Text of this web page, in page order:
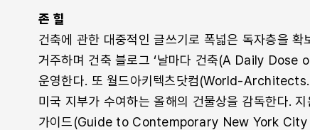
존 힐
건축에 관한 대중적인 글쓰기로 폭넓은 독자층을 확
거주하며 건축 블로그 ‘날마다 건축(A Daily
운영한다. 또 월드아키텍츠닷컴(World-
미국 지부가 수여하는 올해의 건물상을 감독한다. 지
가이드(Guide to Contemporary New York